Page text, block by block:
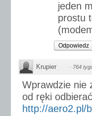
jeden
prostu
Odpowiedz
Krupier · 764
Wprawdzie nie
od ręki
http://aero2.pl/